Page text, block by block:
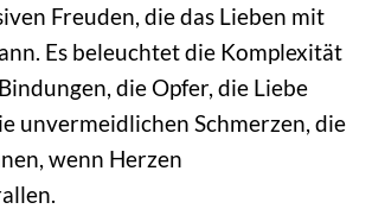
Freuden, die das Lieben mit
Es beleuchtet die Komplexität
die Opfer, die Liebe
unvermeidlichen Schmerzen, die
wenn Herzen